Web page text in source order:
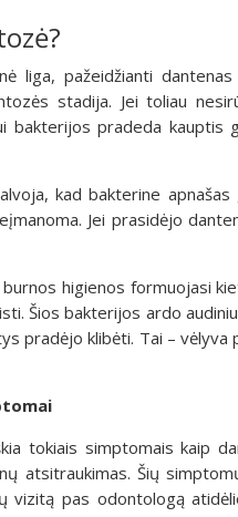
liga, pažeidžianti
stadija. Jei toliau
bakterijos pradeda kauptis
kad bakterine
Jei prasidėjo
higienos formuojasi
Šios bakterijos ardo
pradėjo klibėti. Tai –
tokiais simptomais kaip
atsitraukimas. Šių
vizitą pas odontologą